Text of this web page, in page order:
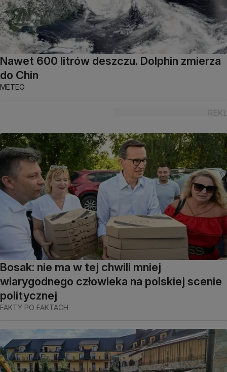
Nawet 600 litrów deszczu. Dolphin zmierza
do Chin
METEO
Bosak: nie ma w tej chwili mniej
wiarygodnego człowieka na polskiej scenie
politycznej
FAKTY PO FAKTACH